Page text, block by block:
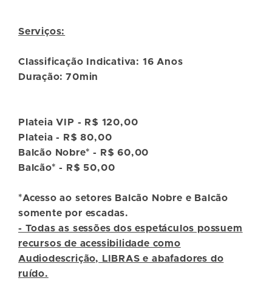
Serviços:
Classificação Indicativa: 16 Anos
Duração: 70min
Plateia VIP - R$ 120,00
Plateia - R$ 80,00
Balcão Nobre* - R$ 60,00
Balcão* - R$ 50,00
*Acesso ao setores Balcão Nobre e Balcão
somente por escadas.
- Todas as sessões dos espetáculos possuem
recursos de acessibilidade como
Audiodescrição, LIBRAS e abafadores do
ruído.